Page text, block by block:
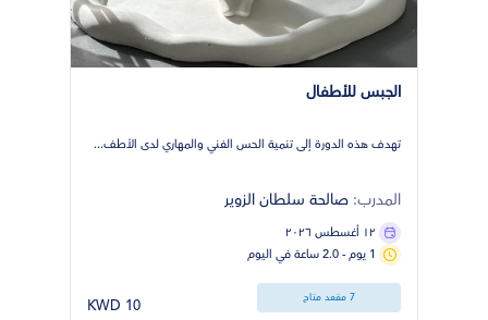
الجبس للأطفال
تهدف هذه الدورة إلى تنمية الحس الفني والمهاري لدى الأطف...
المدرب: صالحة سلطان الزوير
١٢ أغسطس ٢٠٢٦
1 يوم - 2.0 ساعة في اليوم
7 مقعد متاح 10 KWD